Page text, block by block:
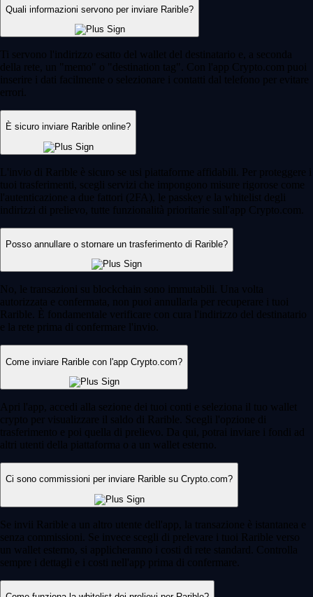
Quali informazioni servono per inviare Rarible?
Ti servono l'indirizzo esatto del wallet del destinatario e, a seconda
della rete, un "memo" o "destination tag". Con l'app Crypto.com puoi
inserire i dati facilmente o selezionare i contatti dal telefono per evitare
errori.
È sicuro inviare Rarible online?
L'invio di Rarible è sicuro se usi piattaforme affidabili. Per proteggere i
tuoi trasferimenti, scegli servizi che impongono misure rigorose come
l'autenticazione a due fattori (2FA), le passkey e la whitelist degli
indirizzi di prelievo, tutte funzionalità prioritarie sull'app Crypto.com.
Posso annullare o stornare un trasferimento di Rarible?
No, le transazioni su blockchain sono immutabili. Una volta
autorizzata e confermata, non puoi annullarla per recuperare i tuoi
Rarible. È fondamentale verificare con cura l'indirizzo del destinatario
e la rete prima di confermare l'invio.
Come inviare Rarible con l'app Crypto.com?
Apri l'app, accedi alla sezione dei tuoi conti e seleziona il tuo wallet
crypto per visualizzare il saldo di Rarible. Scegli l'opzione di
trasferimento e poi quella di prelievo. Da qui, potrai inviare i fondi ad
altri utenti della piattaforma o a un wallet esterno.
Ci sono commissioni per inviare Rarible su Crypto.com?
Se invii Rarible a un altro utente dell'app, la transazione è istantanea e
senza commissioni. Se invece scegli di prelevare i tuoi Rarible verso
un wallet esterno, si applicheranno i costi di rete standard. Controlla
sempre i dettagli e i costi nell'app prima di confermare.